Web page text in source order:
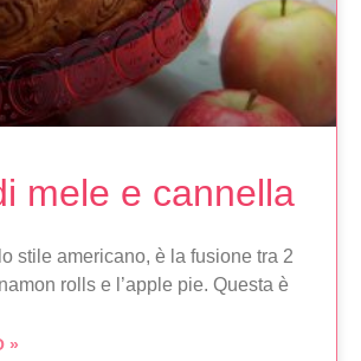
mele e cannella
stile americano, è la fusione tra 2
rolls e l’apple pie. Questa è
»